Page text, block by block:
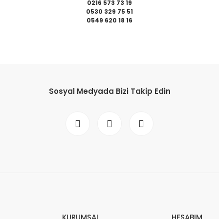
0216 573 73 19
0530 329 75 51
0549 620 18 16
Sosyal Medyada Bizi Takip Edin